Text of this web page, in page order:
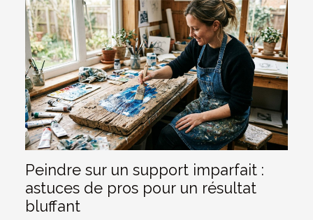
Peindre sur un support imparfait :
astuces de pros pour un résultat
bluffant